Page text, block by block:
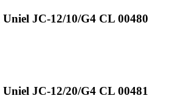
JC-12/10/G4 CL 00480
JC-12/20/G4 CL 00481